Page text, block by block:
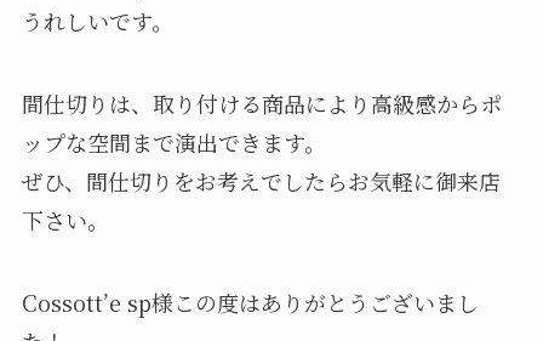
うれしいです。
間仕切りは、取り付ける商品により高級感からポ
ップな空間まで演出できます。
ぜひ、間仕切りをお考えでしたらお気軽に御来店
下さい。
Cossott’e sp様この度はありがとうございまし